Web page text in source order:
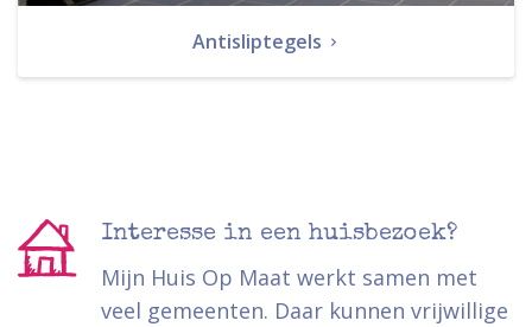
Antisliptegels
Interesse in een huisbezoek?
Mijn Huis Op Maat werkt samen met
veel gemeenten. Daar kunnen vrijwillige